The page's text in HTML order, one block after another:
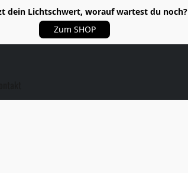
dein Lichtschwert, worauf wartest du noch?
Zum SHOP